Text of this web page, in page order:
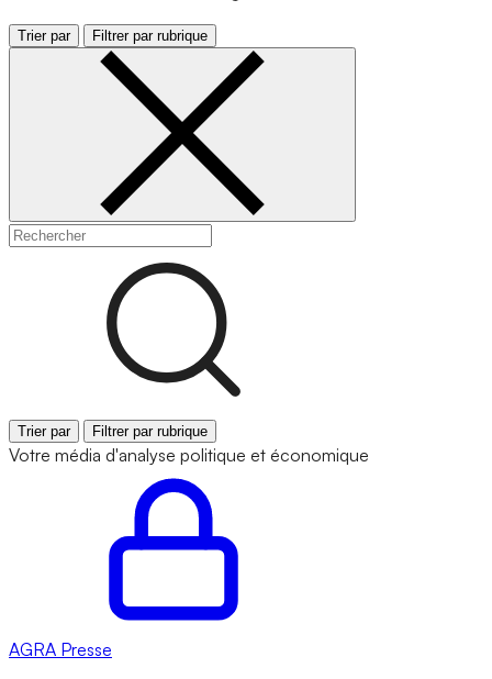
Trier par Filtrer par rubrique
Trier par Filtrer par rubrique
Votre média d'analyse politique et économique
AGRA Presse